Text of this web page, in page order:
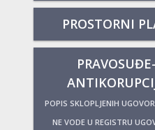
PROSTORNI
PRAVOSUĐE-
POPIS SKLOPLJENIH
NE VODE U REGISTRU